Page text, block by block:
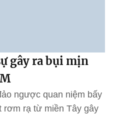
gây ra bụi mịn
ngược quan niệm bấy
rơm rạ từ miền Tây gây